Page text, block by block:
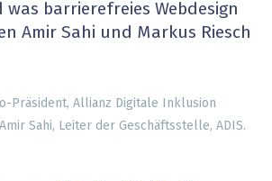
barrierefreies Webdesign
Amir Sahi und Markus Riesch
Präsident, Allianz Digitale Inklusion
Sahi, Leiter der Geschäfts­stelle, ADIS.